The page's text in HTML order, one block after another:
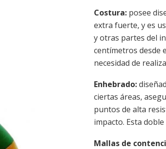
Costura: posee
extra fuerte, y es
y otras partes del
centímetros desde
necesidad de
Enhebrado:
ciertas áreas,
puntos de alta
impacto. Esta
Mallas de